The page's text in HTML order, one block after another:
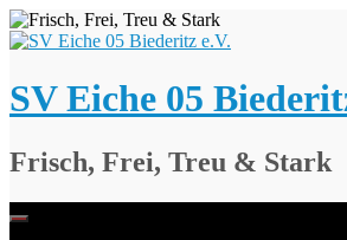
Springe
zum
SV Eiche 05
Frisch, Frei, Treu & Stark